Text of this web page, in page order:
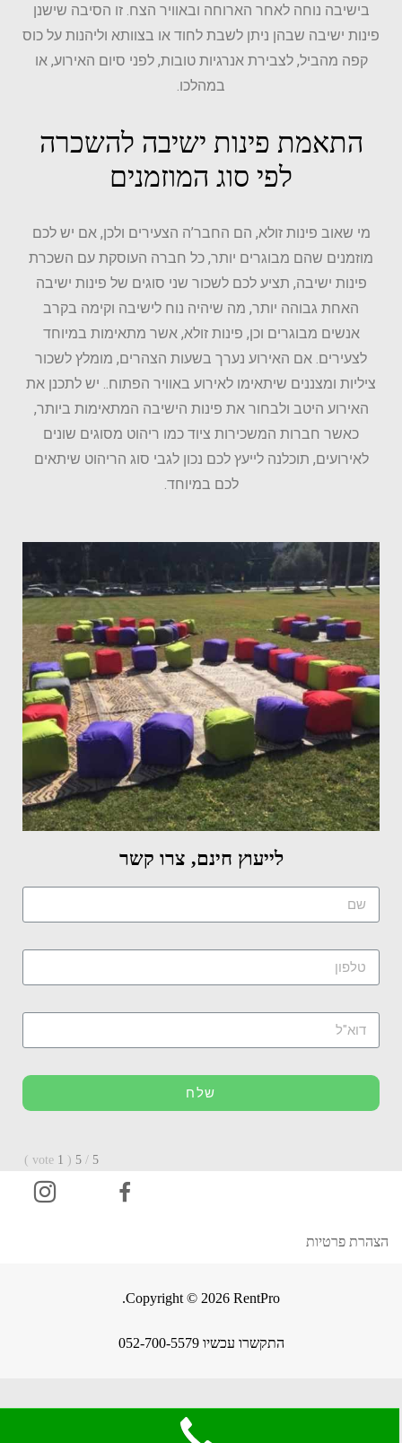
בישיבה נוחה לאחר הארוחה ובאוויר הצח. זו הסיבה שישנן
פינות ישיבה שבהן ניתן לשבת לחוד או בצוותא וליהנות על כוס
קפה מהביל, לצבירת אנרגיות טובות, לפני סיום האירוע, או
במהלכו.
התאמת פינות ישיבה להשכרה
לפי סוג המוזמנים
מי שאוב פינות זולא, הם החבר’ה הצעירים ולכן, אם יש לכם
מוזמנים שהם מבוגרים יותר, כל חברה העוסקת עם השכרת
פינות ישיבה, תציע לכם לשכור שני סוגים של פינות ישיבה
האחת גבוהה יותר, מה שיהיה נוח לישיבה וקימה בקרב
אנשים מבוגרים וכן, פינות זולא, אשר מתאימות במיוחד
לצעירים. אם האירוע נערך בשעות הצהרים, מומלץ לשכור
ציליות ומצננים שיתאימו לאירוע באוויר הפתוח.. יש לתכנן את
האירוע היטב ולבחור את פינות הישיבה המתאימות ביותר,
כאשר חברות המשכירות ציוד כמו ריהוט מסוגים שונים
לאירועים, תוכלנה לייעץ לכם נכון לגבי סוג הריהוט שיתאים
לכם במיוחד.
לייעוץ חינם, צרו קשר
שלח
5
/
5
(
1
vote
)
הצהרת פרטיות
Copyright © 2026 RentPro.
התקשרו עכשיו 052-700-5579